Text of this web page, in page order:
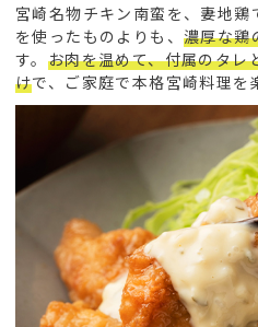
宮崎名物チキン南蛮を、妻地
を使ったものよりも、 濃厚な鶏
す。 お肉を温めて、付属のタレ
けで、ご家庭で本格宮崎料理を